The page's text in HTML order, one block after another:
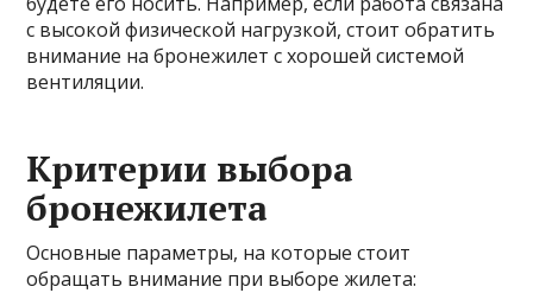
с высокой физической нагрузкой, стоит обратить
внимание на бронежилет с хорошей системой
вентиляции.
Критерии выбора
бронежилета
Основные параметры, на которые стоит
обращать внимание при выборе жилета: